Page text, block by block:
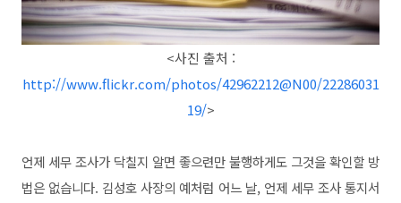
<사진 출처 :
http://www.flickr.com/photos/42962212@N00/22286031
19/>
언제 세무 조사가 닥칠지 알면 좋으련만 불행하게도 그것을 확인할 방
법은 없습니다. 김성호 사장의 예처럼 어느 날, 언제 세무 조사 통지서